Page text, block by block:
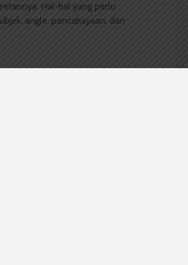
Hal-hal yang perlu
angle, pencahayaan, dan